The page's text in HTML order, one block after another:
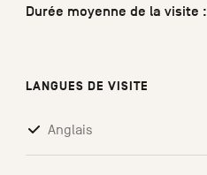
Durée moyenne de la visite :
LANGUES DE VISITE
Anglais